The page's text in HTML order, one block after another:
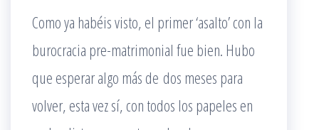
Como ya habéis visto, el primer ‘asalto’ con la
burocracia pre-matrimonial fue bien. Hubo
que esperar algo más de dos meses para
volver, esta vez sí, con todos los papeles en